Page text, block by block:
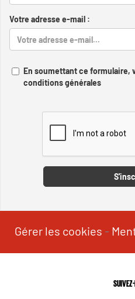
Votre adresse e-mail :
En soumettant ce formulaire,
conditions générales
Gérer les cookies -